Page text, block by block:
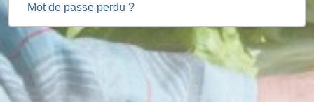
Mot de passe perdu ?